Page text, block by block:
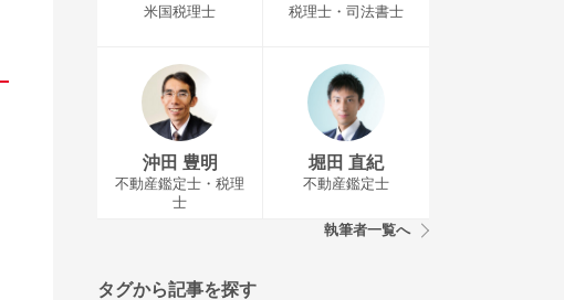
米国税理士 税理士・司法書士
沖田 豊明
不動産鑑定士・税理
士
堀田 直紀
不動産鑑定士
執筆者一覧へ
タグから記事を探す